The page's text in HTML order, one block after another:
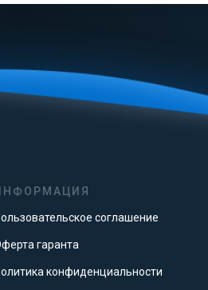
соглашение
гаранта
конфиденциальности